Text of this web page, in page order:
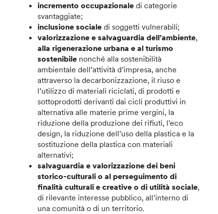
incremento occupazionale di categorie
svantaggiate;
inclusione sociale di soggetti vulnerabili;
valorizzazione e salvaguardia dell’ambiente,
alla rigenerazione urbana e al turismo
sostenibile nonché alla sostenibilità
ambientale dell’attività d’impresa, anche
attraverso la decarbonizzazione, il riuso e
l’utilizzo di materiali riciclati, di prodotti e
sottoprodotti derivanti dai cicli produttivi in
alternativa alle materie prime vergini, la
riduzione della produzione dei rifiuti, l’eco
design, la riduzione dell’uso della plastica e la
sostituzione della plastica con materiali
alternativi;
salvaguardia e valorizzazione dei beni
storico-culturali o al perseguimento di
finalità culturali e creative o di utilità sociale,
di rilevante interesse pubblico, all’interno di
una comunità o di un territorio.